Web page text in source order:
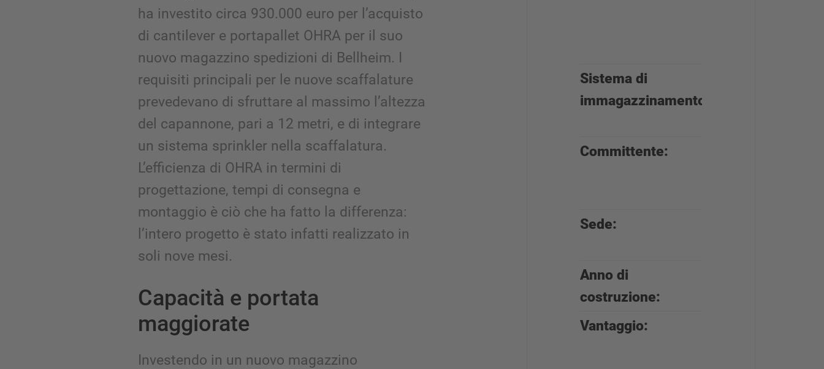
ha investito circa 930.000 euro per l’acquisto
di cantilever e portapallet OHRA per il suo
nuovo magazzino spedizioni di Bellheim. I
requisiti principali per le nuove scaffalature
prevedevano di sfruttare al massimo l’altezza
del capannone, pari a 12 metri, e di integrare
un sistema sprinkler nella scaffalatura.
L’efficienza di OHRA in termini di
progettazione, tempi di consegna e
montaggio è ciò che ha fatto la differenza:
l’intero progetto è stato infatti realizzato in
soli nove mesi.
Capacità e portata
maggiorate
Investendo in un nuovo magazzino
Sistema di
immagazzinamento:
Committente:
Sede:
Anno di
costruzione:
Vantaggio: